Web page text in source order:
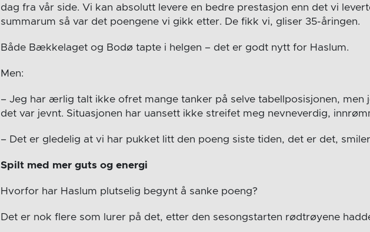
dag fra vår side. Vi kan absolutt levere en bedre prestasjon enn det vi
summarum så var det poengene vi gikk etter. De fikk vi, gliser 35-åringen.
Både Bækkelaget og Bodø tapte i helgen – det er godt nytt for Haslum.
Men:
– Jeg har ærlig talt ikke ofret mange tanker på selve tabellposisjonen, men
det var jevnt. Situasjonen har uansett ikke streifet meg nevneverdig,
– Det er gledelig at vi har pukket litt den poeng siste tiden, det er det,
Spilt med mer guts og energi
Hvorfor har Haslum plutselig begynt å sanke poeng?
Det er nok flere som lurer på det, etter den sesongstarten rødtrøyene